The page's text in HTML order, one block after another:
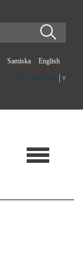
Samiska English
Select Language ▼